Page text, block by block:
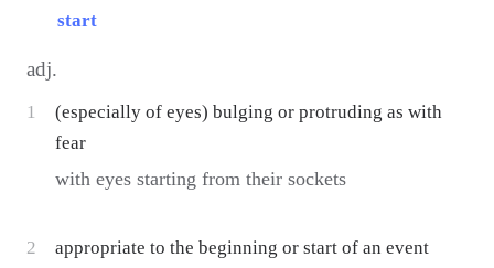
start
adj.
1
(especially of eyes) bulging or protruding as with
fear
with eyes starting from their sockets
2 appropriate to the beginning or start of an event